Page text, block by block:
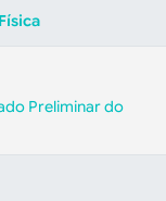
Preliminar do